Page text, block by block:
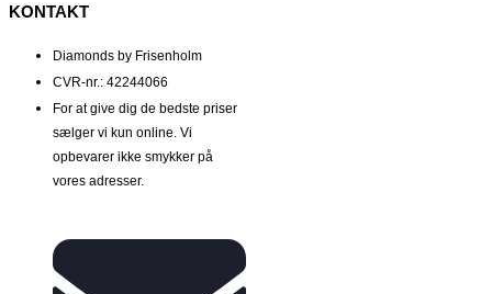
KONTAKT
Diamonds by Frisenholm
CVR-nr.: 42244066
For at give dig de bedste priser
sælger vi kun online. Vi
opbevarer ikke smykker på
vores adresser.